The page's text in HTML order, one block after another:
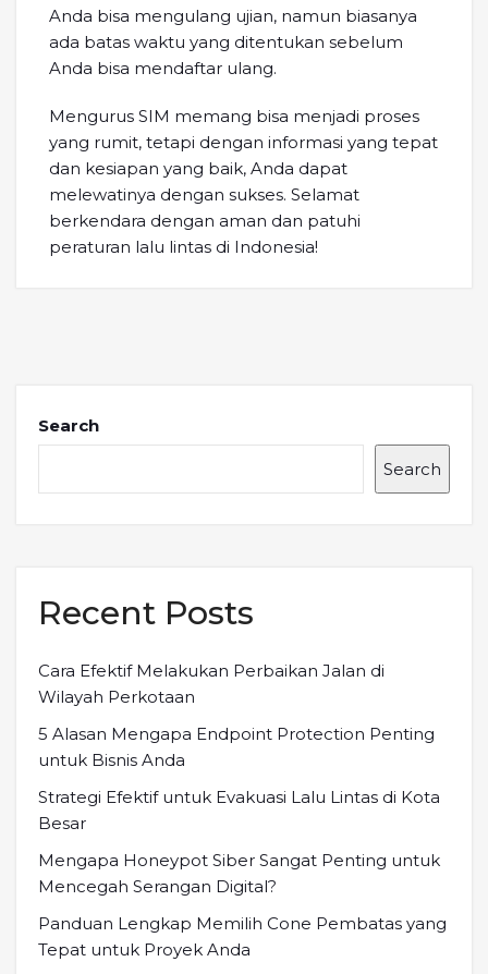
Anda bisa mengulang ujian, namun biasanya
ada batas waktu yang ditentukan sebelum
Anda bisa mendaftar ulang.
Mengurus SIM memang bisa menjadi proses
yang rumit, tetapi dengan informasi yang tepat
dan kesiapan yang baik, Anda dapat
melewatinya dengan sukses. Selamat
berkendara dengan aman dan patuhi
peraturan lalu lintas di Indonesia!
Search
Search
Recent Posts
Cara Efektif Melakukan Perbaikan Jalan di
Wilayah Perkotaan
5 Alasan Mengapa Endpoint Protection Penting
untuk Bisnis Anda
Strategi Efektif untuk Evakuasi Lalu Lintas di Kota
Besar
Mengapa Honeypot Siber Sangat Penting untuk
Mencegah Serangan Digital?
Panduan Lengkap Memilih Cone Pembatas yang
Tepat untuk Proyek Anda